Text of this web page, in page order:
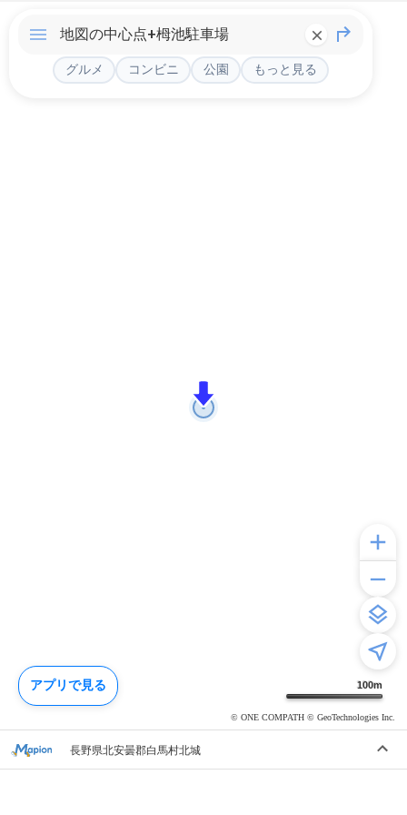
100m
© ONE COMPATH © GeoTechnologies Inc.
グルメ コンビニ 公園 もっと見る
長野県北安曇郡白馬村北城
アプリで見る